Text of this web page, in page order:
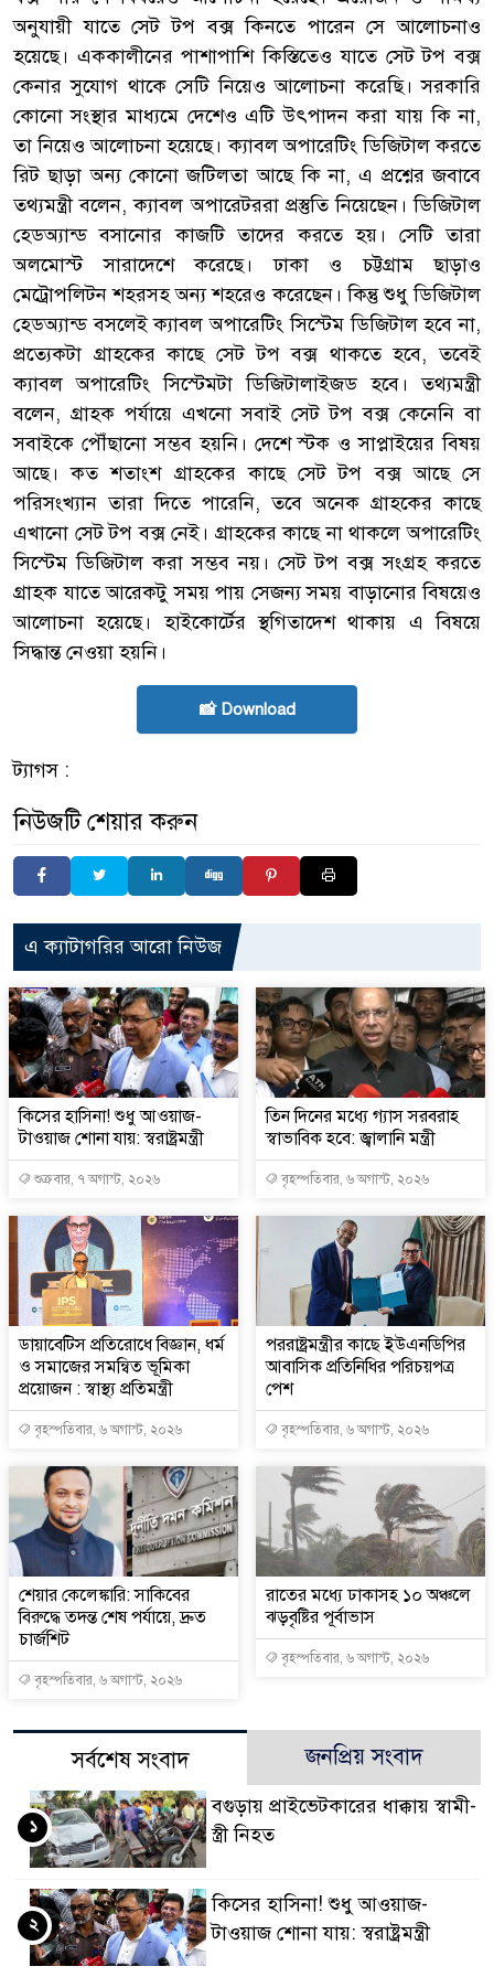
অনুযায়ী যাতে সেট টপ বক্স কিনতে পারেন সে আলোচনাও
হয়েছে। এককালীনের পাশাপাশি কিস্তিতেও যাতে সেট টপ বক্স
কেনার সুযোগ থাকে সেটি নিয়েও আলোচনা করেছি। সরকারি
কোনো সংস্থার মাধ্যমে দেশেও এটি উৎপাদন করা যায় কি না,
তা নিয়েও আলোচনা হয়েছে। ক্যাবল অপারেটিং ডিজিটাল করতে
রিট ছাড়া অন্য কোনো জটিলতা আছে কি না, এ প্রশ্নের জবাবে
তথ্যমন্ত্রী বলেন, ক্যাবল অপারেটররা প্রস্তুতি নিয়েছেন। ডিজিটাল
হেডঅ্যান্ড বসানোর কাজটি তাদের করতে হয়। সেটি তারা
অলমোস্ট সারাদেশে করেছে। ঢাকা ও চট্টগ্রাম ছাড়াও
মেট্রোপলিটন শহরসহ অন্য শহরেও করেছেন। কিন্তু শুধু ডিজিটাল
হেডঅ্যান্ড বসলেই ক্যাবল অপারেটিং সিস্টেম ডিজিটাল হবে না,
প্রত্যেকটা গ্রাহকের কাছে সেট টপ বক্স থাকতে হবে, তবেই
ক্যাবল অপারেটিং সিস্টেমটা ডিজিটালাইজড হবে। তথ্যমন্ত্রী
বলেন, গ্রাহক পর্যায়ে এখনো সবাই সেট টপ বক্স কেনেনি বা
সবাইকে পৌঁছানো সম্ভব হয়নি। দেশে স্টক ও সাপ্লাইয়ের বিষয়
আছে। কত শতাংশ গ্রাহকের কাছে সেট টপ বক্স আছে সে
পরিসংখ্যান তারা দিতে পারেনি, তবে অনেক গ্রাহকের কাছে
এখানো সেট টপ বক্স নেই। গ্রাহকের কাছে না থাকলে অপারেটিং
সিস্টেম ডিজিটাল করা সম্ভব নয়। সেট টপ বক্স সংগ্রহ করতে
গ্রাহক যাতে আরেকটু সময় পায় সেজন্য সময় বাড়ানোর বিষয়েও
আলোচনা হয়েছে। হাইকোর্টের স্থগিতাদেশ থাকায় এ বিষয়ে
সিদ্ধান্ত নেওয়া হয়নি।
📸 Download
ট্যাগস :
নিউজটি শেয়ার করুন
এ ক্যাটাগরির আরো নিউজ
কিসের হাসিনা! শুধু আওয়াজ-
টাওয়াজ শোনা যায়: স্বরাষ্ট্রমন্ত্রী
শুক্রবার, ৭ অগাস্ট, ২০২৬
তিন দিনের মধ্যে গ্যাস সরবরাহ
স্বাভাবিক হবে: জ্বালানি মন্ত্রী
বৃহস্পতিবার, ৬ অগাস্ট, ২০২৬
ডায়াবেটিস প্রতিরোধে বিজ্ঞান, ধর্ম
ও সমাজের সমন্বিত ভূমিকা
প্রয়োজন : স্বাস্থ্য প্রতিমন্ত্রী
বৃহস্পতিবার, ৬ অগাস্ট, ২০২৬
পররাষ্ট্রমন্ত্রীর কা‌ছে ইউএনডিপির
আবাসিক প্রতিনিধির পরিচয়পত্র
পেশ
বৃহস্পতিবার, ৬ অগাস্ট, ২০২৬
শেয়ার কেলেঙ্কারি: সাকিবের
বিরুদ্ধে তদন্ত শেষ পর্যায়ে, দ্রুত
চার্জশিট
বৃহস্পতিবার, ৬ অগাস্ট, ২০২৬
রাতের মধ্যে ঢাকাসহ ১০ অঞ্চলে
ঝড়বৃষ্টির পূর্বাভাস
বৃহস্পতিবার, ৬ অগাস্ট, ২০২৬
সর্বশেষ সংবাদ জনপ্রিয় সংবাদ
বগুড়ায় প্রাইভেটকারের ধাক্কায় স্বামী-
স্ত্রী নিহত
১
কিসের হাসিনা! শুধু আওয়াজ-
টাওয়াজ শোনা যায়: স্বরাষ্ট্রমন্ত্রী
২